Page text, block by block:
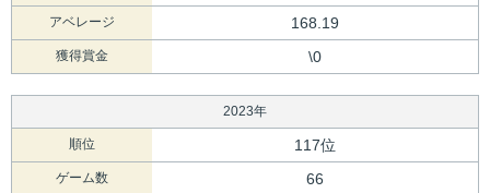
アベレージ 168.19
獲得賞金 \0
2023年
順位 117位
ゲーム数 66